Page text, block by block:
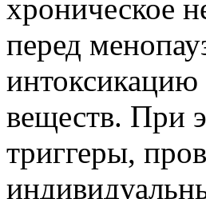
хроническое
перед
интоксикацию
веществ. При
триггеры,